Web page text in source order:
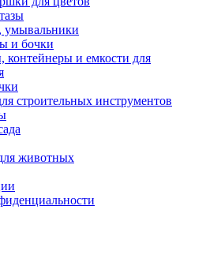
умывальники
и бочки
контейнеры и емкости для
строительных инструментов
животных